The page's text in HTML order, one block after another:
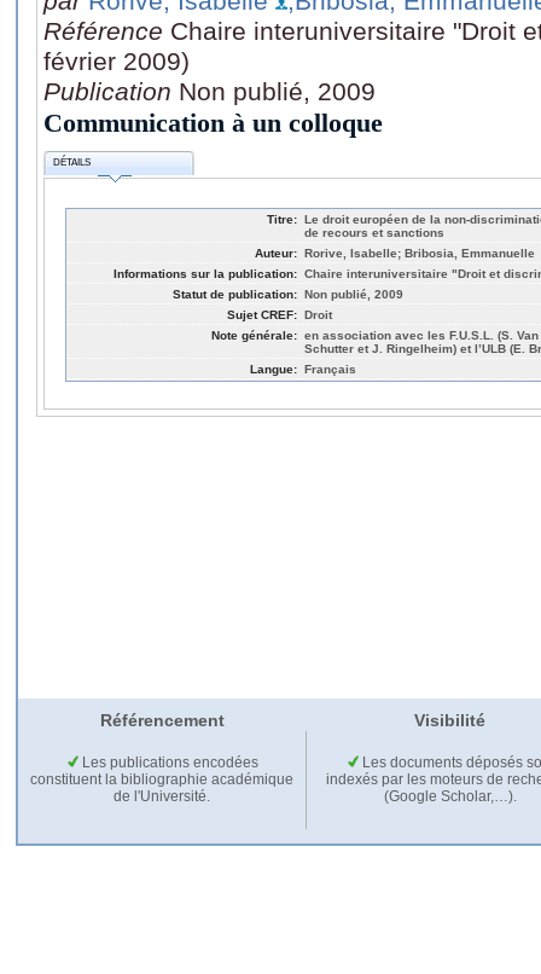
Référence Chaire interuniversitaire "Droit
février 2009)
Publication Non publié, 2009
Communication à un colloque
DÉTAILS
Titre: Le droit européen de la non-
de recours et sanctions
Auteur: Rorive, Isabelle; Bribosia, Emmanuelle
Informations sur la publication: Chaire interuniversitaire "Droit et
Statut de publication: Non publié, 2009
Sujet CREF: Droit
Note générale: en association avec les F.U.S.L. (S.
Schutter et J. Ringelheim) et l’ULB (E.
Langue: Français
Référencement Visibilité
Les publications encodées
constituent la bibliographie académique
de l'Université.
Les documents déposés
indexés par les moteurs de
(Google Scholar,…).